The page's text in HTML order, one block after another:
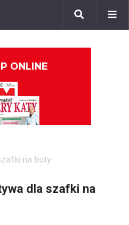
ONLINE
na buty
dla szafki na